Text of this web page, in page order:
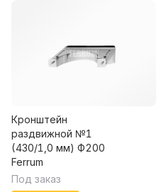
Кронштейн
раздвижной №1
(430/1,0 мм) Ф200
Ferrum
Под заказ